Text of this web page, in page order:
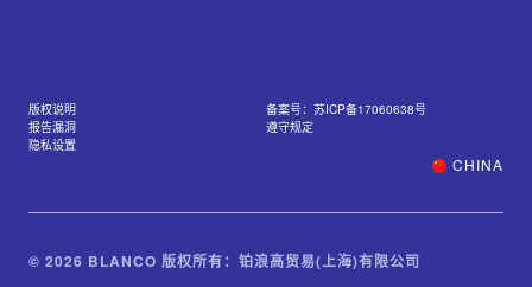
版权说明
备案号：苏ICP备17060638号
报告漏洞
遵守规定
隐私设置
CHINA
© 2026 BLANCO 版权所有：铂浪高贸易(上海)有限公司